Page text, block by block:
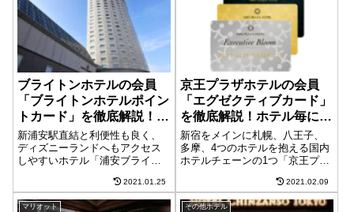
ります。2018年にリニューアル
が施され...
会員になるには、インター...
ブライトンホテルの会員
「ブライトンホテルポイン
トカード」を徹底解説！ポ
イントと記念日特典が魅
力！
新浦安駅直結と利便性も良く、
ディズニーランドへもアクセス
しやすいホテル「浦安ブライト
あるホテルの中でも評判が良
く、高いホスピタリティを誇る
2021.01.25
京王プラザホテルの会員
「エグゼクティブカード」
を徹底解説！ホテル毎に素
敵な特典が！
新宿をメインに札幌、八王子、
多摩、4つのホテルを抱える国内
ホテルチェーンの1つ「京王プラ
総称がエグゼクティブカードに
なります。エグゼクティブカー
2021.02.09
マリオット その他ホテル